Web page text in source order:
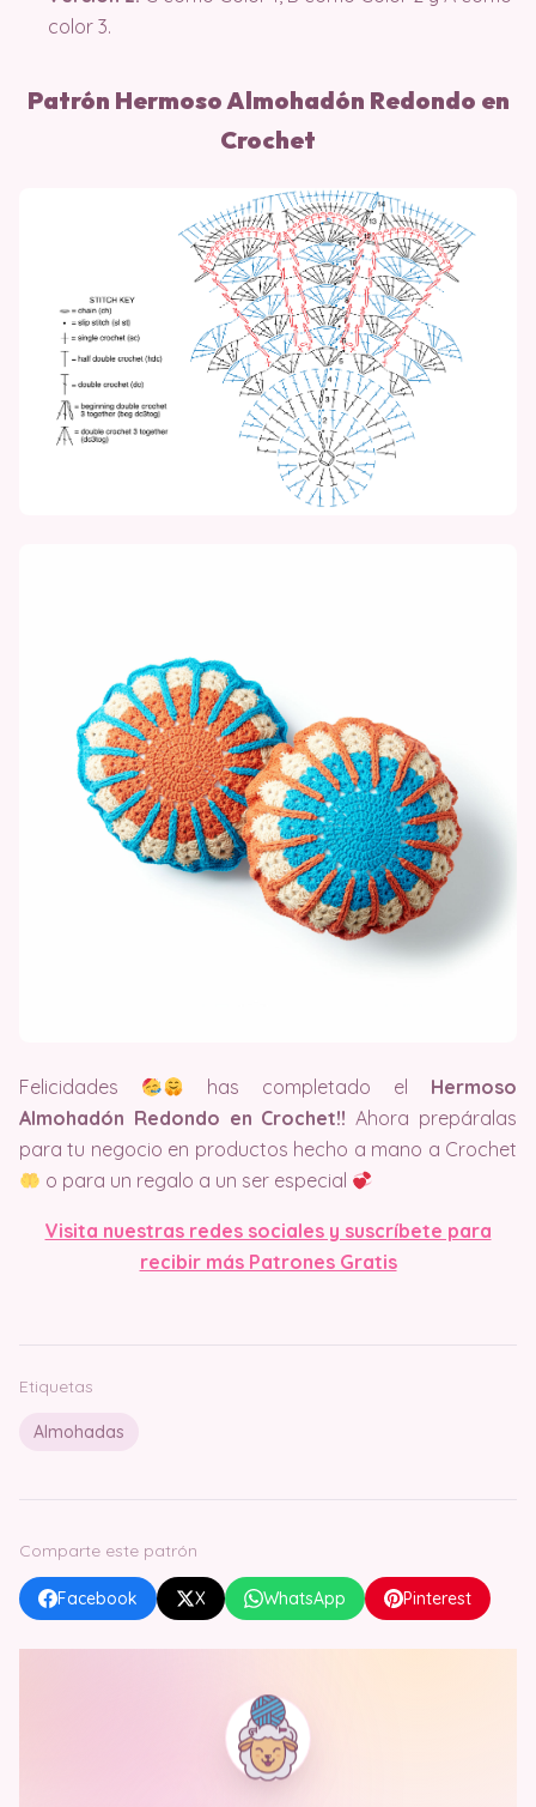
color 3.
Patrón Hermoso Almohadón Redondo en
Crochet
Felicidades has completado el Hermoso
Almohadón Redondo en Crochet!!Ahora prepáralas
para tu negocio en productos hecho a mano a Crochet
o para un regalo a un ser especial
Visita nuestras redes sociales y suscríbete para
recibir más Patrones Gratis
Etiquetas
Almohadas
Comparte este patrón
Facebook X WhatsApp Pinterest